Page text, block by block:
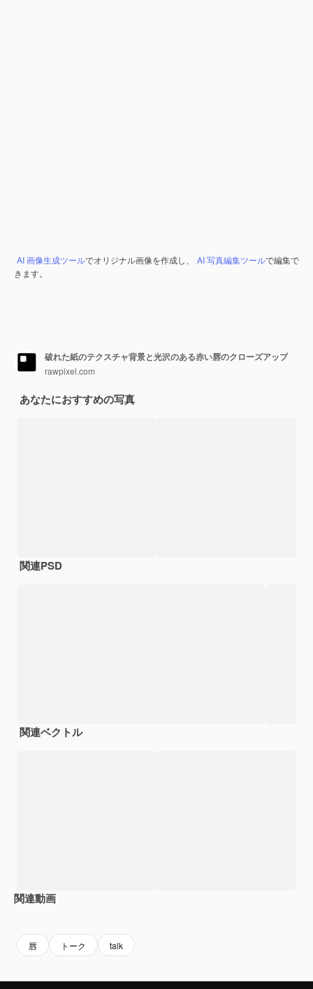
AI 画像生成ツールでオリジナル画像を作成し、 AI 写真編集ツールで編集で
きます。
破れた紙のテクスチャ背景と光沢のある赤い唇のクローズアップ
rawpixel.com
あなたにおすすめの写真
関連PSD
関連ベクトル
関連動画
唇 トーク talk